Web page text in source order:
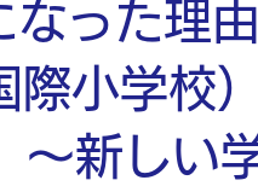
なった理
際小学校
〜新しい